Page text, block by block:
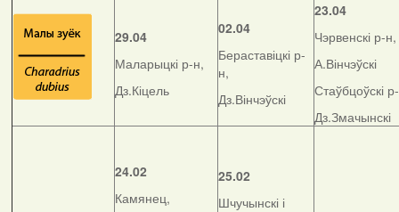
29.04
Маларыцкі р-н,
Дз.Кіцель
02.04
Бераставіцкі р-
н,
Дз.Вінчэўскі
23.04
Чэрвенскі р-н,
А.Вінчэўскі
Стаўбцоўскі
Дз.Змачынскі
24.02
Камянец,
25.02
Шчучынскі і